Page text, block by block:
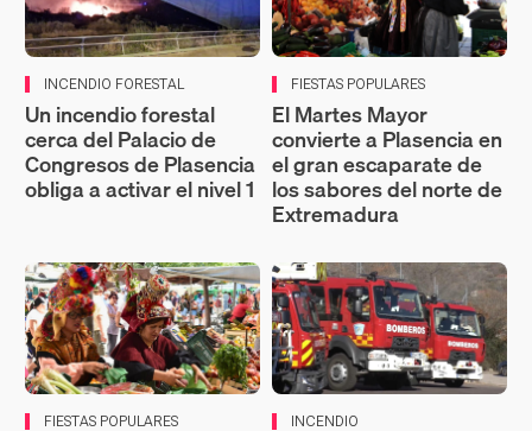
INCENDIO FORESTAL
Un incendio forestal
cerca del Palacio de
Congresos de Plasencia
obliga a activar el nivel 1
FIESTAS POPULARES
El Martes Mayor
convierte a Plasencia en
el gran escaparate de
los sabores del norte de
Extremadura
FIESTAS POPULARES INCENDIO